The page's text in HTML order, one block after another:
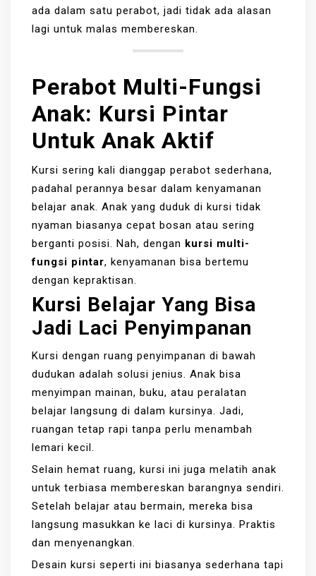
ada dalam satu perabot, jadi tidak ada alasan
lagi untuk malas membereskan.
Perabot Multi-Fungsi
Anak: Kursi Pintar
Untuk Anak Aktif
Kursi sering kali dianggap perabot sederhana,
padahal perannya besar dalam kenyamanan
belajar anak. Anak yang duduk di kursi tidak
nyaman biasanya cepat bosan atau sering
berganti posisi. Nah, dengan kursi multi-
fungsi pintar, kenyamanan bisa bertemu
dengan kepraktisan.
Kursi Belajar Yang Bisa
Jadi Laci Penyimpanan
Kursi dengan ruang penyimpanan di bawah
dudukan adalah solusi jenius. Anak bisa
menyimpan mainan, buku, atau peralatan
belajar langsung di dalam kursinya. Jadi,
ruangan tetap rapi tanpa perlu menambah
lemari kecil.
Selain hemat ruang, kursi ini juga melatih anak
untuk terbiasa membereskan barangnya sendiri.
Setelah belajar atau bermain, mereka bisa
langsung masukkan ke laci di kursinya. Praktis
dan menyenangkan.
Desain kursi seperti ini biasanya sederhana tapi